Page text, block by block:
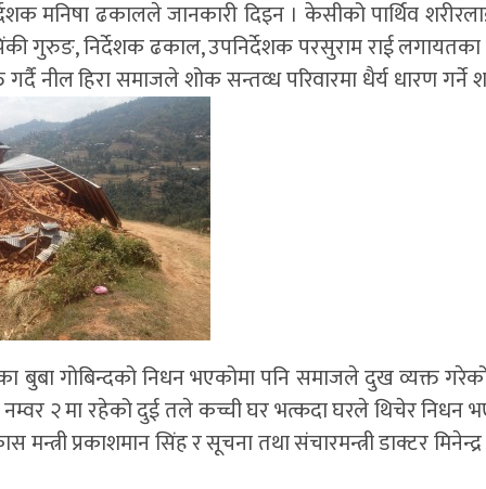
मनिषा ढकालले जानकारी दिइन । केसीको पार्थिव
गुरुङ, निर्देशक ढकाल, उपनिर्देशक परसुराम राई
नील हिरा समाजले शोक सन्तव्ध परिवारमा धैर्य धारण गर्ने
गोबिन्दको निधन भएकोमा पनि समाजले दुख व्यक्त
नम्वर २ मा रहेको दुई तले कच्ची घर भत्कदा घरले थिचेर निधन
मन्त्री प्रकाशमान सिंह र सूचना तथा संचारमन्त्री डाक्टर